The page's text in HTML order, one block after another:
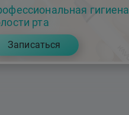
гигиена
рта
Записаться